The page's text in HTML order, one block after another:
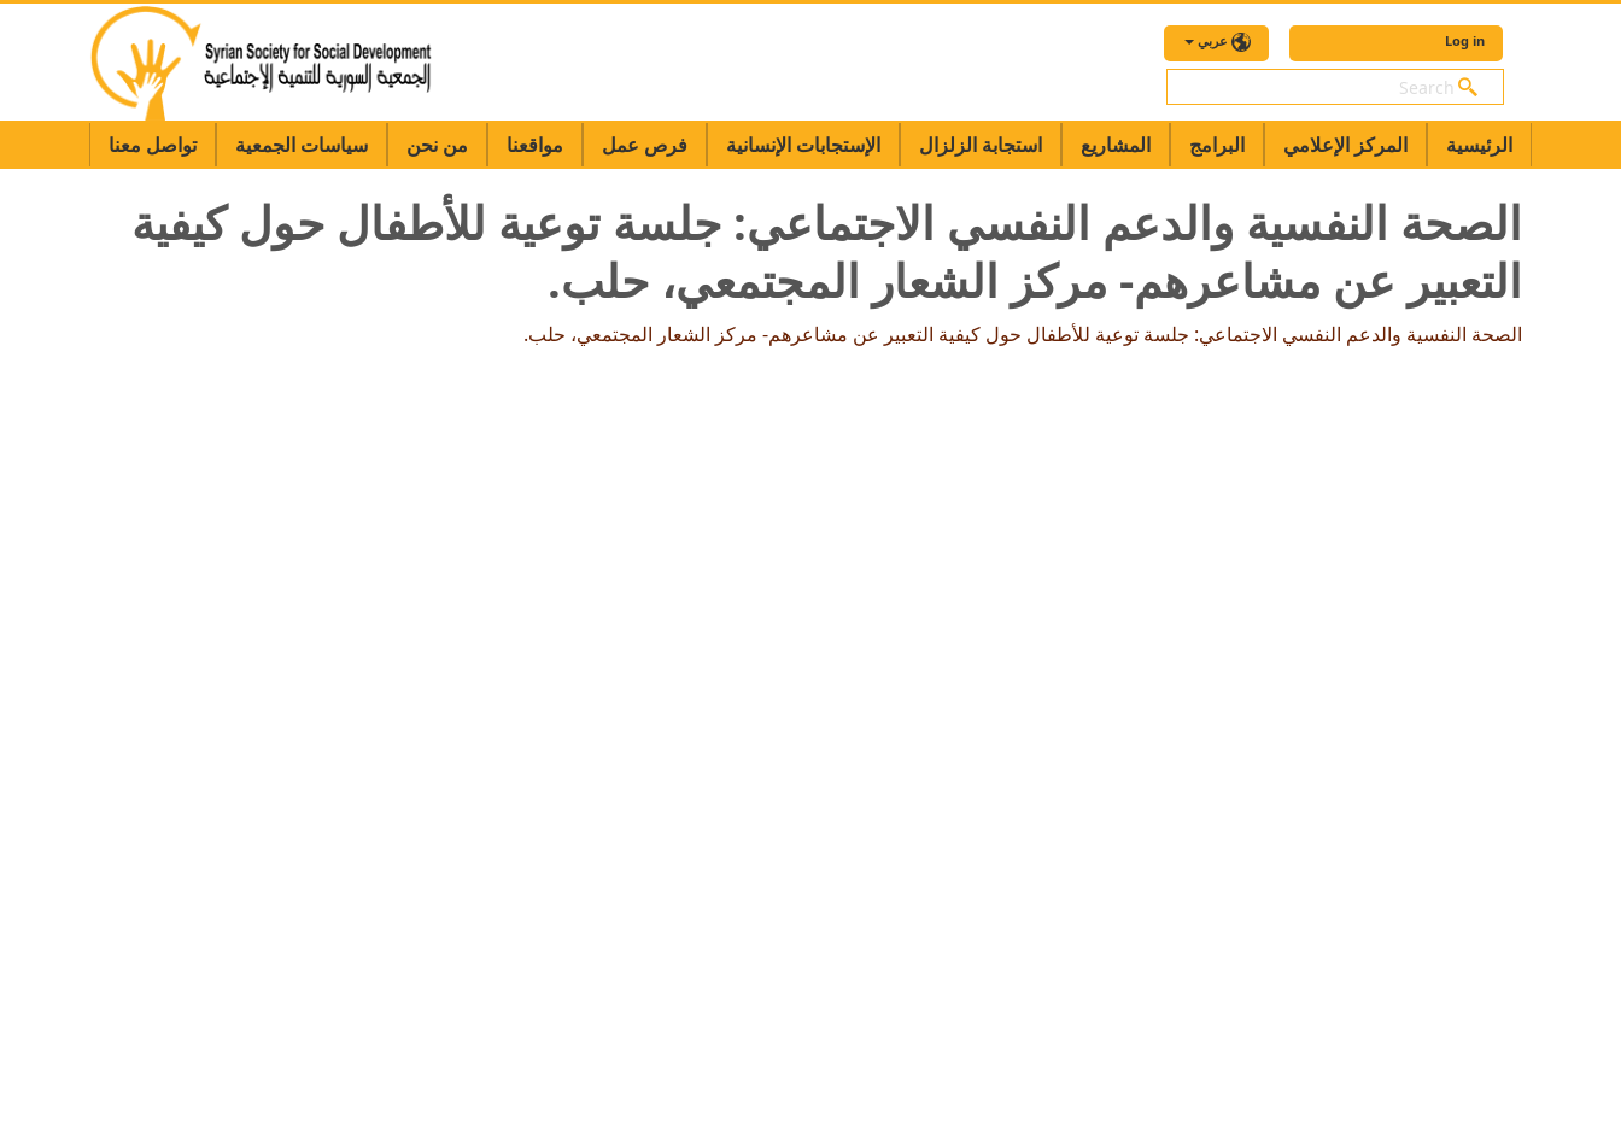
عربي Log in
بحث
الرئيسية المركز الإعلامي البرامج المشاريع استجابة الزلزال الإستجابات الإنسانية فرص عمل مواقعنا من نحن سياسات الجمعية تواصل معنا
الصحة النفسية والدعم النفسي الاجتماعي: جلسة توعية للأطفال حول كيفية
التعبير عن مشاعرهم- مركز الشعار المجتمعي، حلب.
الصحة النفسية والدعم النفسي الاجتماعي: جلسة توعية للأطفال حول كيفية التعبير عن مشاعرهم- مركز الشعار المجتمعي، حلب.